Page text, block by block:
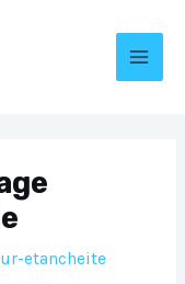
etancheite